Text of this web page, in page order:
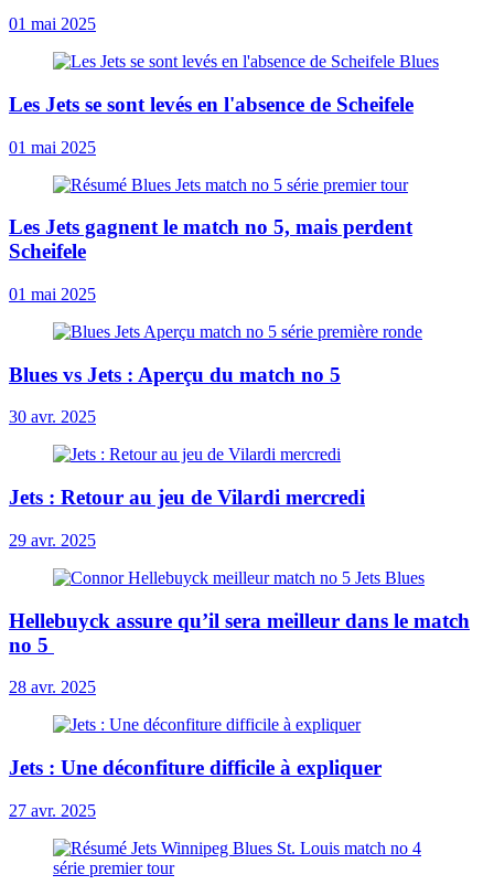
01 mai 2025
Les Jets se sont levés en l'absence de Scheifele
01 mai 2025
Les Jets gagnent le match no 5, mais perdent
Scheifele
01 mai 2025
Blues vs Jets : Aperçu du match no 5
30 avr. 2025
Jets : Retour au jeu de Vilardi mercredi
29 avr. 2025
Hellebuyck assure qu’il sera meilleur dans le match
no 5
28 avr. 2025
Jets : Une déconfiture difficile à expliquer
27 avr. 2025